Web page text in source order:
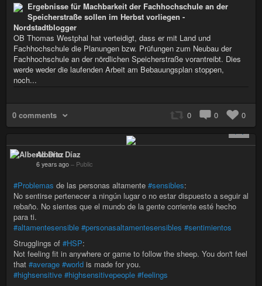
Ergebnisse für Machbarkeit der Fachhochschule an der
Speicherstraße sollen im Herbst vorliegen -
Nordstadtblogger
OB Thomas Westphal hat verteidigt, dass er mit Land und
Fachhochschule die Planungen bzw. Prüfungen zum Neubau der
Fachhochschule an der nördlichen Speicherstraße vorantreibt. Dies
werde weder die laufenden Arbeit am Bebauungsplan stoppen,
noch...
0 comments 0 0
0
Alberto Díaz
6 years ago – Public
#Problemas de las personas altamente #sensibles:
No sentirse pertenecer a ningún lugar o no estar dispuesto a seguir al
rebaño. No sientes que el mundo de la gente corriente esté hecho
para ti.
#altamentesensible #personasaltamentesensibles #sentimientos
Strugglings of #HSP:
Not feeling fit in anywhere or game to follow the sheep. You don't feel
that #average #world is made for you.
#highsensitive #highsensitivepeople #feelings